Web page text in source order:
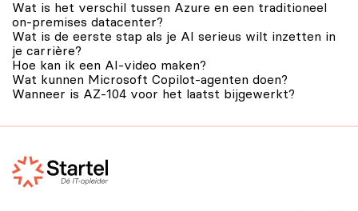
Wat is het verschil tussen Azure en een traditioneel
on-premises datacenter?
Wat is de eerste stap als je AI serieus wilt inzetten in
je carrière?
Hoe kan ik een AI-video maken?
Wat kunnen Microsoft Copilot-agenten doen?
Wanneer is AZ-104 voor het laatst bijgewerkt?